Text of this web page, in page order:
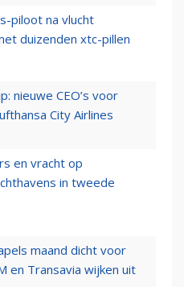
piloot na vlucht
duizenden xtc-pillen
nieuwe CEO’s voor
City Airlines
en vracht op
in tweede
maand dicht voor
en Transavia wijken uit